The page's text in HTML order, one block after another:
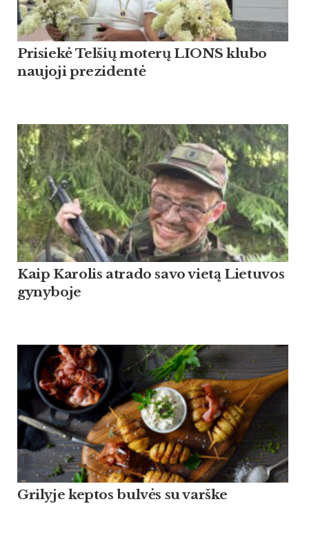
Pri­siekė Tel­šių mo­terų LIONS klu­bo
nau­jo­ji pre­zi­dentė
Kaip Ka­ro­lis at­ra­do sa­vo vietą Lie­tu­vos
gy­ny­bo­je
Grilyje keptos bulvės su varške